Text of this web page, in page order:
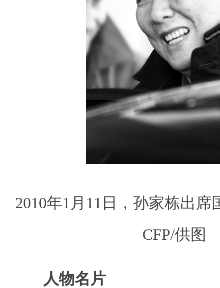
2010年1月11日，孙家栋出
CFP/供
人物名片